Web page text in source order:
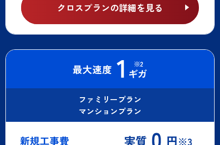
クロスプランの詳細を見る
ファミリープラン
マンションプラン